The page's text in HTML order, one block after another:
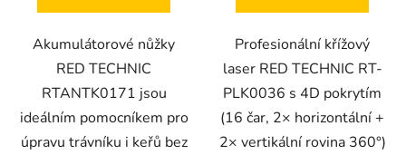
Akumulátorové nůžky
RED TECHNIC
RTANTK0171 jsou
ideálním pomocníkem pro
úpravu trávníku i keřů bez
Profesionální křížový
laser RED TECHNIC RT-
PLK0036 s 4D pokrytím
(16 čar, 2× horizontální +
2× vertikální rovina 360°)